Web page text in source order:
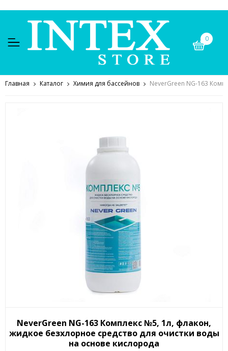
0
Главная Каталог Химия для бассейнов NeverGreen NG-163
NeverGreen NG-163 Комплекс №5, 1л, флакон,
жидкое безхлорное средство для очистки воды
на основе кислорода